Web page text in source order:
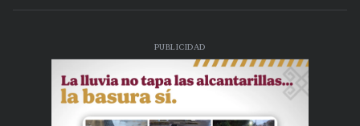
PUBLICIDAD